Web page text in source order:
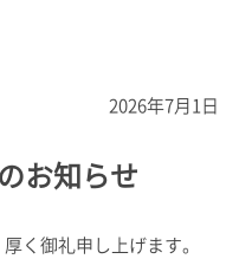
2026年7月1日
お知らせ
く御礼申し上げます。